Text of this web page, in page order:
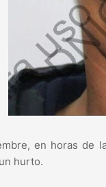
en horas de
hurto.